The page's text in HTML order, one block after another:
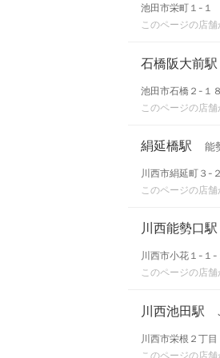
池田市栄町１-１
このページの店
石橋阪大前駅
池田市石橋２-１
このページの店
絹延橋駅 能
川西市絹延町３-
このページの店
川西能勢口駅
川西市小花１-１-
このページの店
川西池田駅
川西市栄根２丁目
このページの店